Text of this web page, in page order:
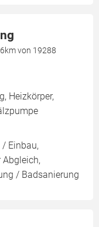
von 19288
Heizkörper,
Einbau,
Abgleich,
/ Badsanierung